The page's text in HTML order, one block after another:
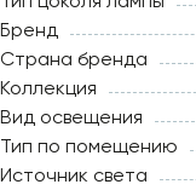
Бренд
Страна бренда
Коллекция
Вид освещения
Тип по помещению
Источник света